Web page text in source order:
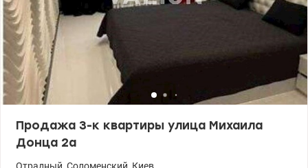
Продажа 3-к квартиры улица Михаила
Донца 2а